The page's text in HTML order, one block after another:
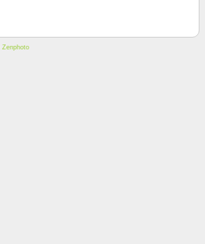
Zenphoto